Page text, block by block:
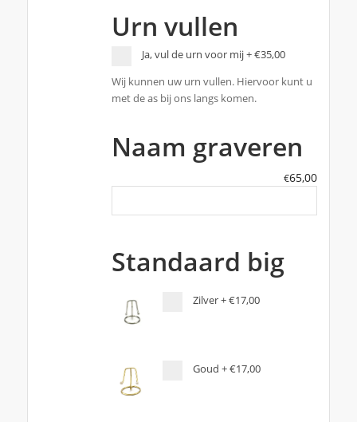
Urn vullen
Ja, vul de urn voor mij+€35,00
Wij kunnen uw urn vullen. Hiervoor kunt u
met de as bij ons langs komen.
Naam graveren
€65,00
Standaard big
Zilver+€17,00
Goud +€17,00